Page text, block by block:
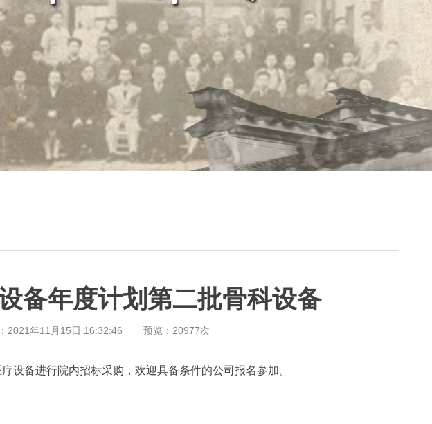
备年度计划第二批骨科设备
2021年11月15日 16:32:46 预览： 20977次
设备进行院内招标采购，欢迎具备条件的公司报名参加。